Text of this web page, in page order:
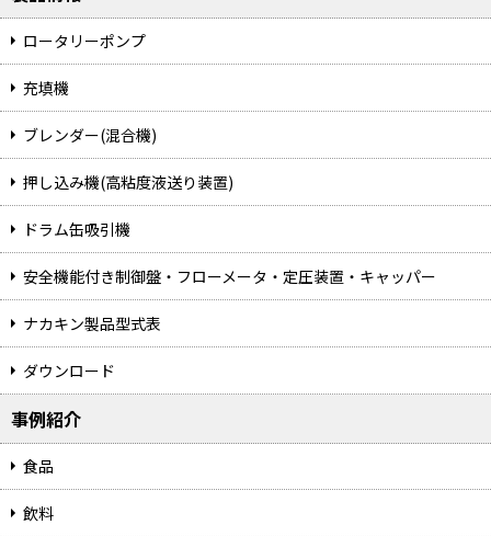
ロータリーポンプ
充填機
ブレンダー(混合機)
押し込み機(高粘度液送り装置)
ドラム缶吸引機
安全機能付き制御盤・フローメータ・定圧装置・キャッパー
ナカキン製品型式表
ダウンロード
事例紹介
食品
飲料